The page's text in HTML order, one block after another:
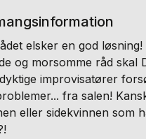
elsker en god
og morsomme råd skal
improvisatører
fra salen!
eller sidekvinnen som